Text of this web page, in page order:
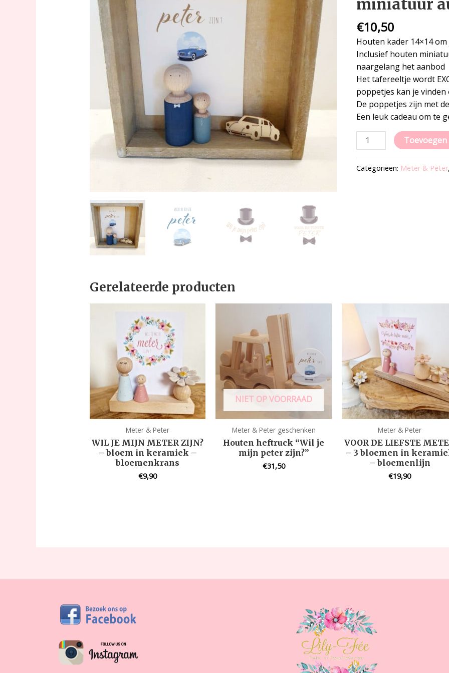
miniatuur
€10,50
Houten kader 14×14
Inclusief houten
naargelang het aanbod
Het tafereeltje wordt
poppetjes kan je vinden
De poppetjes zijn met
Een leuk cadeau om te
auto
en
quote
aantal
Categorieën: Meter & Peter
Gerelateerde producten
Meter & Peter
WIL JE MIJN METER ZIJN?
– bloem in keramiek –
bloemenkrans
€9,90
NIET OP VOORRAAD
Meter & Peter geschenken
Houten heftruck “Wil je
mijn peter zijn?”
€31,50
Meter & Peter
VOOR DE LIEFSTE
– 3 bloemen in
– bloemenlijn
€19,90